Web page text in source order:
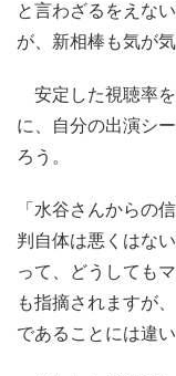
と言わざるをえな
が、新相棒も気が
安定した視聴率
に、自分の出演シ
ろう。
「水谷さんからの
判自体は悪くはな
って、どうしても
も指摘されますが
であることには違